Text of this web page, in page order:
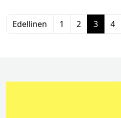
Edellinen 1 2 3 4